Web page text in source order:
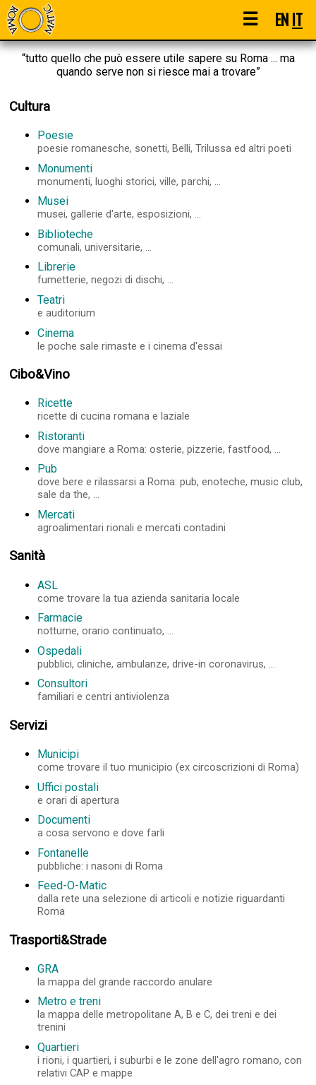
☰ ENIT
“tutto quello che può essere utile sapere su Roma ... ma
quando serve non si riesce mai a trovare”
Cultura
Poesie
poesie romanesche, sonetti, Belli, Trilussa ed altri poeti
Monumenti
monumenti, luoghi storici, ville, parchi, ...
Musei
musei, gallerie d'arte, esposizioni, ...
Biblioteche
comunali, universitarie, ...
Librerie
fumetterie, negozi di dischi, ...
Teatri
e auditorium
Cinema
le poche sale rimaste e i cinema d'essai
Cibo&Vino
Ricette
ricette di cucina romana e laziale
Ristoranti
dove mangiare a Roma: osterie, pizzerie, fastfood, ...
Pub
dove bere e rilassarsi a Roma: pub, enoteche, music club,
sale da the, ...
Mercati
agroalimentari rionali e mercati contadini
Sanità
ASL
come trovare la tua azienda sanitaria locale
Farmacie
notturne, orario continuato, ...
Ospedali
pubblici, cliniche, ambulanze, drive-in coronavirus, ...
Consultori
familiari e centri antiviolenza
Servizi
Municipi
come trovare il tuo municipio (ex circoscrizioni di Roma)
Uffici postali
e orari di apertura
Documenti
a cosa servono e dove farli
Fontanelle
pubbliche: i nasoni di Roma
Feed-O-Matic
dalla rete una selezione di articoli e notizie riguardanti
Roma
Trasporti&Strade
GRA
la mappa del grande raccordo anulare
Metro e treni
la mappa delle metropolitane A, B e C, dei treni e dei
trenini
Quartieri
i rioni, i quartieri, i suburbi e le zone dell'agro romano, con
relativi CAP e mappe